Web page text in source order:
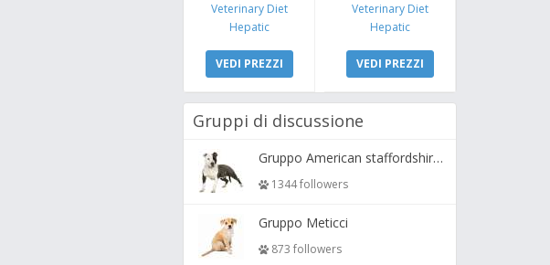
Veterinary Diet
Hepatic
VEDI PREZZI
Veterinary Diet
Hepatic
VEDI PREZZI
Gruppi di discussione
Gruppo American staffordshire terrier ( amstaff, amastaff )
1344 followers
Gruppo Meticci
873 followers